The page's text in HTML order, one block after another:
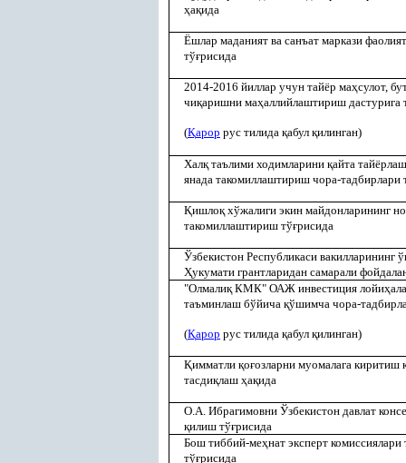
ҳақида
Ёшлар маданият ва санъат маркази
тўғрисида
2014-2016 йиллар учун тайёр маҳсулот,
чиқаришни маҳаллийлаштириш дастурига
(Қарор рус тилида қабул қилинган)
Халқтаълими ходимларини қайта
янада такомиллаштириш чора-тадбирлари
Қишлоқхўжалиги экин майдонларининг
такомиллаштириш тўғрисида
Ўзбекистон Республикаси вакилларининг ў
Ҳукумати грантларидан самарали
"ОлмалиқКМК" ОАЖ инвестиция лойиҳ
таъминлаш бўйича қўшимча чора-
(Қарор рус тилида қабул қилинган)
Қимматли қоғозларни муомалага киритиш
тасдиқлаш ҳақида
О.А. Ибрагимовни Ўзбекистон давлат
қилиш тўғрисида
Бош тиббий-меҳнат эксперт
тўғрисида